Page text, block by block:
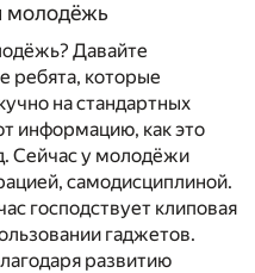
молодёжь
Давайте
ребята, которые
на стандартных
информацию, как это
Сейчас у молодёжи
самодисциплиной.
господствует клиповая
гаджетов.
развитию